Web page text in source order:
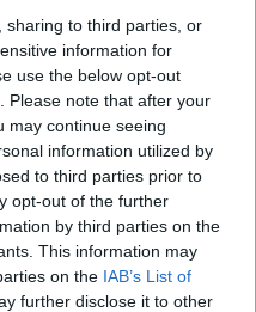
sharing to third parties, or
information for
use the below opt-out
Please note that after your
may continue seeing
information utilized by
to third parties prior to
opt-out of the further
by third parties on the
This information may
on the IAB’s List of
further disclose it to other
a
rádiós
gyerekfejjel
a
kora óta zenél
színház szakán
zajkeltési
közepe óta